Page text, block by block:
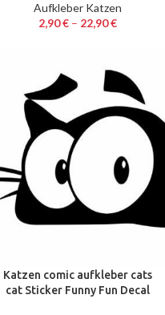
Aufkleber Katzen
2,90€– 22,90€
Katzen comic aufkleber cats
cat Sticker Funny Fun Decal